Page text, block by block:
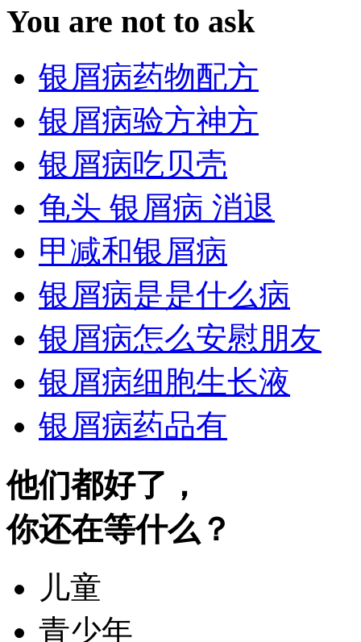
You are not to ask
银屑病药物配方
银屑病验方神方
银屑病吃贝壳
龟头 银屑病 消退
甲减和银屑病
银屑病是是什么病
银屑病怎么安慰朋友
银屑病细胞生长液
银屑病药品有
他们都好了，
你还在等什么？
儿童
青少年